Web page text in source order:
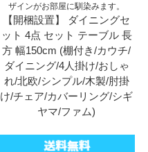
ザインがお部屋に馴染みます。
【開梱設置】 ダイニングセ
ット 4点 セット テーブル 長
方 幅150cm (棚付き/カウチ/
ダイニング/4人掛け/おしゃ
れ/北欧/シンプル/木製/肘掛
け/チェア/カバーリング/シギ
ヤマ/ファム)